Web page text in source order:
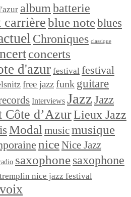
album batterie
carrièreblue noteblues
Chroniques classique
concerts
d'azur festival festival
free jazzfunk guitare
Interviews Jazz Jazz
Côte d’AzurLieux Jazz
Modal musicmusique
niceNice Jazz
saxophonesaxophone
tremplin nice jazz festival
voix